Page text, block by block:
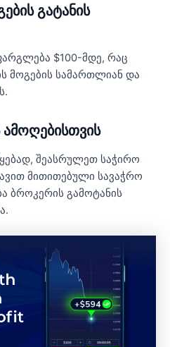
გატანის
$100-მდე, რაც
მოგების სამართლიან და
ამოღებისთვის
შეასრულეთ საჭირო
მითითებული სავაჭრო
ბროკერის გამოტანის